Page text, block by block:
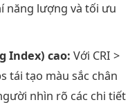
năng lượng và tối ưu
Index) cao: Với CRI >
tái tạo màu sắc chân
nhìn rõ các chi tiết